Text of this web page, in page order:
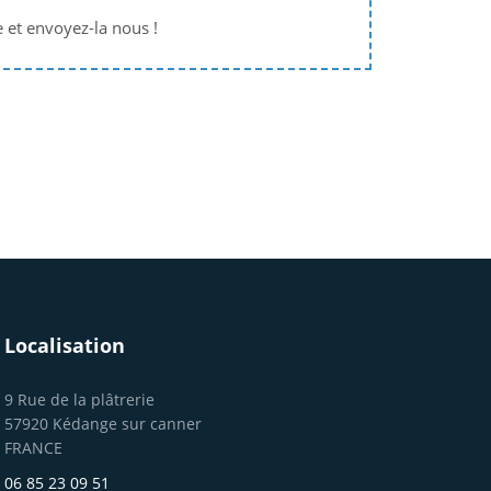
envoyez-la nous !
Localisation
9 Rue de la plâtrerie
57920 Kédange sur canner
FRANCE
06 85 23 09 51